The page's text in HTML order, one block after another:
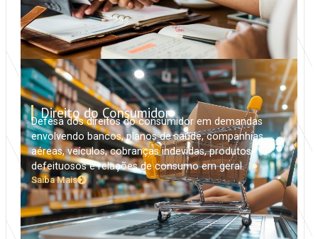
Direito do Consumidor
Defesa dos direitos do consumidor em demandas
envolvendo bancos, planos de saúde, companhias
aéreas, veículos, cobranças indevidas, produtos
defeituosos e relações de consumo em geral.
Saiba Mais